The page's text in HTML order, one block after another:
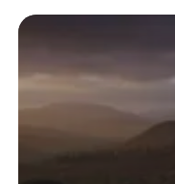
neuf